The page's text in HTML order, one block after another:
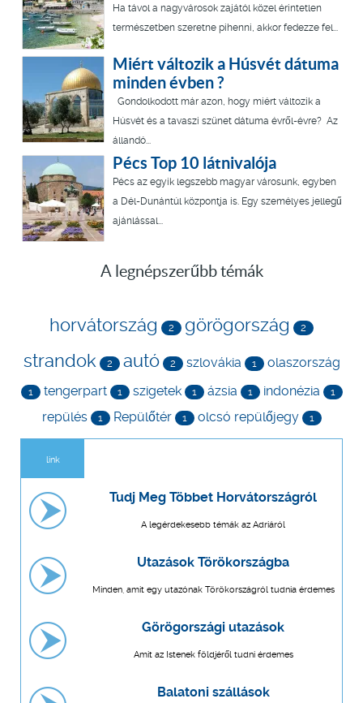
Ha távol a nagyvárosok zajától közel érintetlen
természetben szeretne pihenni, akkor fedezze fel...
Miért változik a Húsvét dátuma
minden évben ?
Gondolkodott már azon, hogy miért változik a
Húsvét és a tavaszi szünet dátuma évről-évre? Az
állandó...
Pécs Top 10 látnivalója
Pécs az egyik legszebb magyar városunk, egyben
a Dél-Dunántúl központja is. Egy személyes jellegű
ajánlással...
A legnépszerűbb témák
horvátország 2 görögország 2
strandok 2 autó 2 szlovákia 1 olaszország
1 tengerpart 1 szigetek 1 ázsia 1 indonézia 1
repülés 1 Repülőtér 1 olcsó repülőjegy 1
link
Tudj Meg Többet Horvátországról
A legérdekesebb témák az Adriáról
Utazások Törökországba
Minden, amit egy utazónak Törökországról tudnia érdemes
Görögországi utazások
Amit az Istenek földjéről tudni érdemes
Balatoni szállások